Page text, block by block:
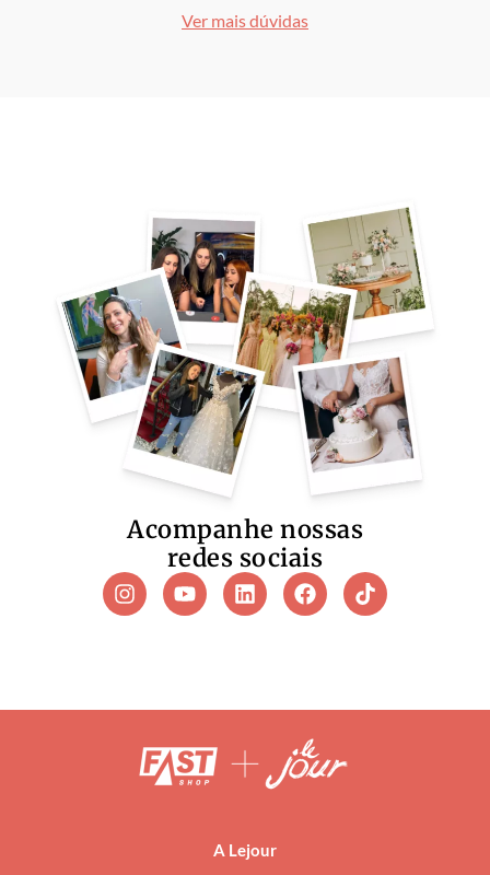
Ver mais dúvidas
Acompanhe nossas
redes sociais
A Lejour